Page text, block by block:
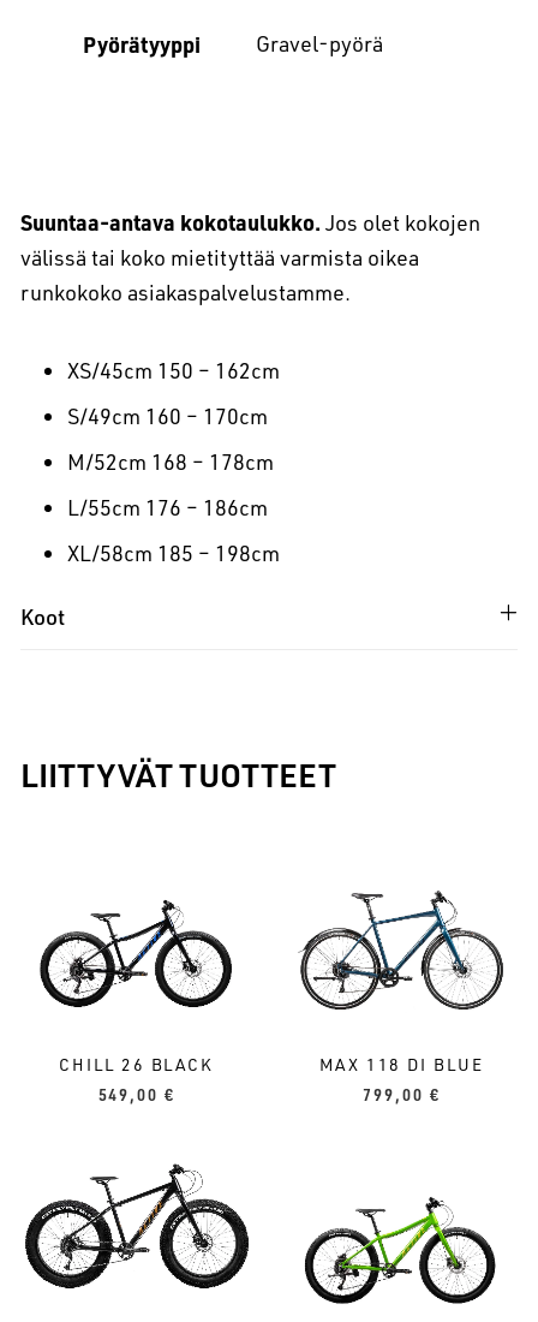
Pyörätyyppi Gravel-pyörä
Suuntaa-antava kokotaulukko. Jos olet kokojen
välissä tai koko mietityttää varmista oikea
runkokoko asiakaspalvelustamme.
XS/45cm 150 – 162cm
S/49cm 160 – 170cm
M/52cm 168 – 178cm
L/55cm 176 – 186cm
XL/58cm 185 – 198cm
Koot
LIITTYVÄT TUOTTEET
CHILL 26 BLACK
549,00 €
MAX 118 DI BLUE
799,00 €